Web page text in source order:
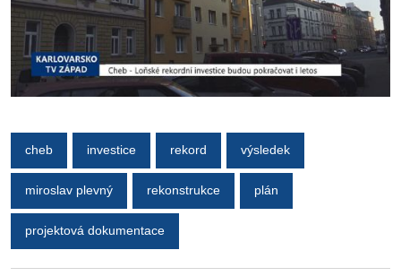
cheb investice rekord výsledek
miroslav plevný rekonstrukce plán
projektová dokumentace